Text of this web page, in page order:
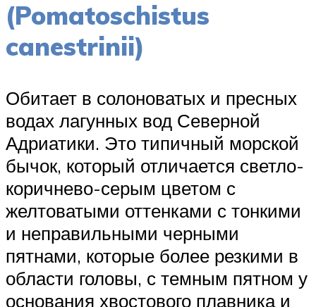
(Pomatoschistus
canestrinii)
Обитает в солоноватых и пресных
водах лагунных вод Северной
Адриатики. Это типичный морской
бычок, который отличается светло-
коричнево-серым цветом с
желтоватыми оттенками с тонкими
и неправильными черными
пятнами, которые более резкими в
области головы, с темным пятном у
основания хвостового плавника и